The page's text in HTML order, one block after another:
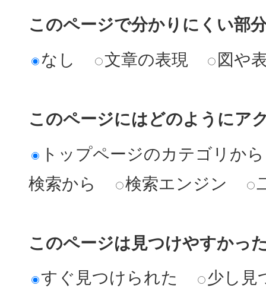
このページで分かりにくい部
なし
文章の表現 図や
このページにはどのようにア
トップページのカテゴリから
検索から
検索エンジン
このページは見つけやすかっ
すぐ見つけられた
少し見